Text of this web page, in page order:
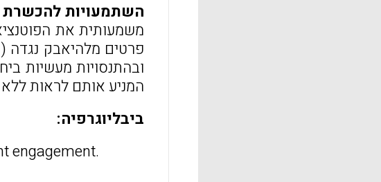
השתמעויות להכשרת
משמעותית את
המניע אותם לראות ללא
ביבליוגרפיה:
engagement.